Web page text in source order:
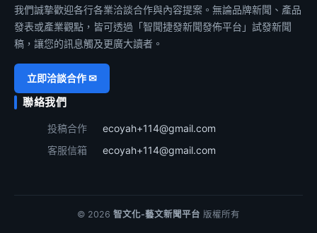
我們誠摯歡迎各行各業洽談合作與內容提案。無論品牌新聞、產品
發表或產業觀點，皆可透過「智聞捷發新聞發佈平台」試發新聞
稿，讓您的訊息觸及更廣大讀者。
立即洽談合作 ✉
聯絡我們
投稿合作
ecoyah+114@gmail.com
客服信箱
ecoyah+114@gmail.com
© 2026 智文化-藝文新聞平台 版權所有